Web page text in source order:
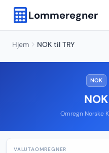
Lommeregner
Hjem NOK til TRY
NOK
Omregn Norske
VALUTAOMREGNER